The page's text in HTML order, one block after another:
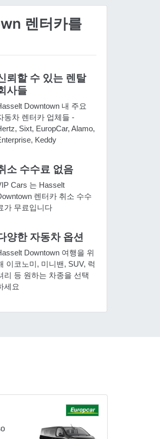
렌터카를
뢰할 수 있는 렌탈
사들
Downtown 내 주요
동차 렌터카 업체들 -
Sixt, EuropCar, Alamo,
Keddy
소 수수료 없음
Cars 는 Hasselt
렌터카 취소 수수
가 무료입니다
양한 자동차 옵션
Downtown 여행을 위
이코노미, 미니밴, SUV, 럭
리 등 원하는 차종을 선택
세요